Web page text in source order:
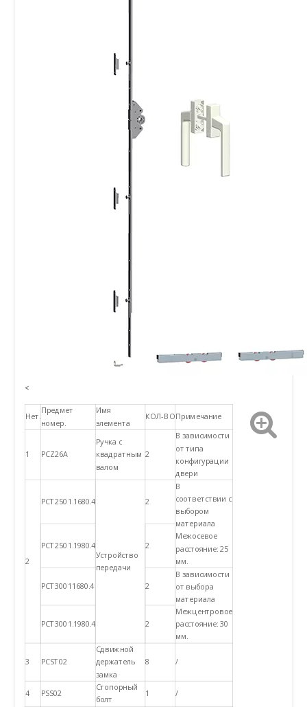
<
Нет.
Предмет
номер.
Имя
элемента
КОЛ-ВОПримечание
1 PCZ26A
Ручка с
квадратным
валом
2
В зависимости
от типа
конфигурации
двери
2
РСТ2501.1680.4
Устройство
передачи
2
В
соответствии с
выбором
материала
Межосевое
расстояние: 25
мм.
РСТ2501.1980.4 2
РСТ30011680.4 2
В зависимости
от выбора
материала
Межцентровое
расстояние: 30
мм.
РСТ3001.1980.4 2
3 PCST02
Сдвижной
держатель
замка
8 /
4 PSS02
Стопорный
болт
1 /